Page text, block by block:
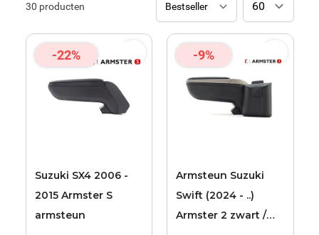
30 producten
-22%
Suzuki SX4 2006 -
2015 Armster S
armsteun
-9%
Armsteun Suzuki
Swift (2024 - ..)
Armster 2 zwart /